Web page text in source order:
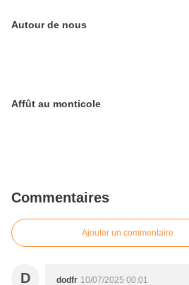
Autour de nous
Affût au monticole
Commentaires
Ajouter un commentaire
D dodfr 10/07/2025 00:01